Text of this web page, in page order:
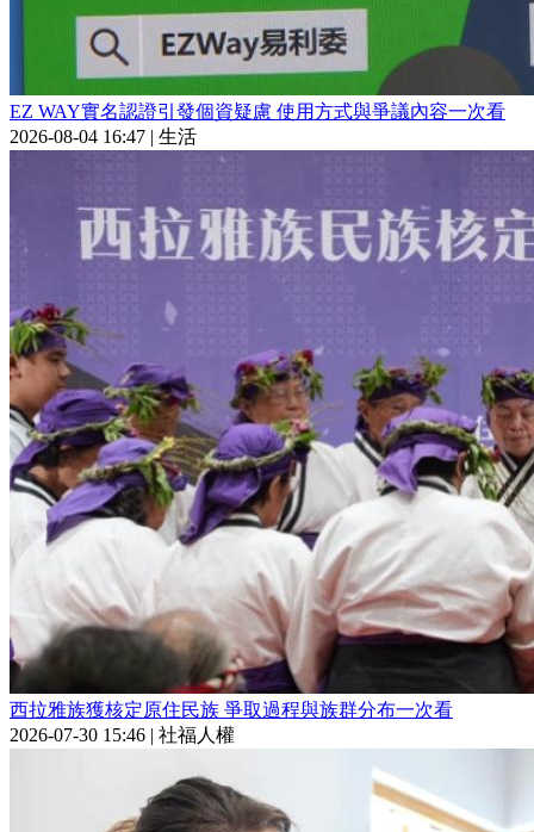
EZ WAY實名認證引發個資疑慮 使用方式與爭議內容一次看
2026-08-04 16:47 | 生活
西拉雅族獲核定原住民族 爭取過程與族群分布一次看
2026-07-30 15:46 | 社福人權